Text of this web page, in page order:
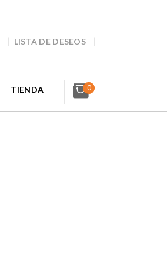
LISTA DE DESEOS
TIENDA 0